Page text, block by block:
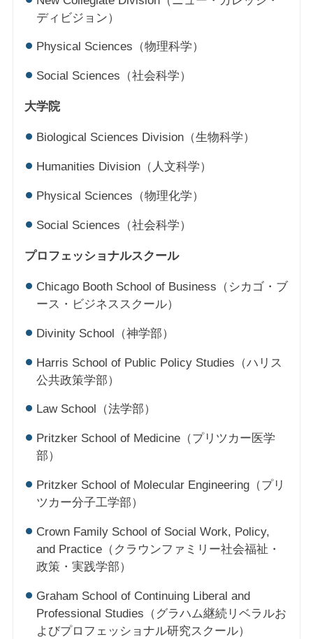
ディビジョン）
Physical Sciences（物理科学）
Social Sciences（社会科学）
大学院
Biological Sciences Division（生物科学）
Humanities Division（人文科学）
Physical Sciences（物理化学）
Social Sciences（社会科学）
プロフェッショナルスクール
Chicago Booth School of Business（シカゴ・ブ
ース・ビジネススクール）
Divinity School（神学部）
Harris School of Public Policy Studies（ハリス
公共政策学部）
Law School（法学部）
Pritzker School of Medicine（プリツカー医学
部）
Pritzker School of Molecular Engineering（プリ
ツカー分子工学部）
Crown Family School of Social Work, Policy,
and Practice（クラウンファミリー社会福祉・
政策・実践学部）
Graham School of Continuing Liberal and
Professional Studies（グラハム継続リベラルお
よびプロフェッショナル研究スクール）